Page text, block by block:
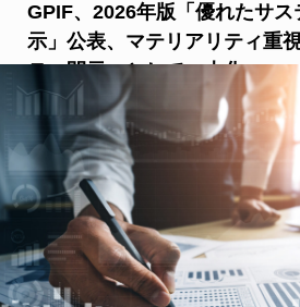
GPIF、2026年版「優れたサス
示」公表、マテリアリティ重
ティ開示」として一本化